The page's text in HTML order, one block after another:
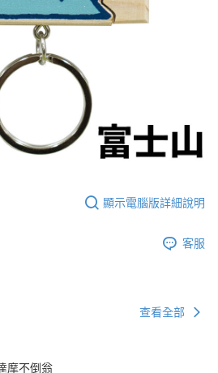
顯示電腦版詳細說明
客服
查看全部
摩不倒翁